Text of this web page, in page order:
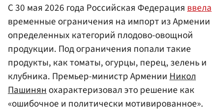
С 30 мая 2026 года Российская Федерацияввела
временные ограничения на импорт из Армении
определенных категорий плодово-овощной
продукции. Под ограничения попали такие
продукты, как томаты, огурцы, перец, зелень и
клубника. Премьер-министр АрменииНикол
Пашинянохарактеризовал это решение как
«ошибочное и политически мотивированное».